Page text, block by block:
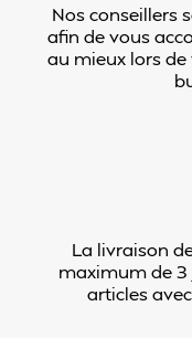
Nos conseillers
afin de vous
au mieux lors
La livraison
maximum de
articles